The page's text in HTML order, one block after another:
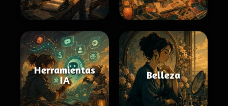
Herramientas
IA
Belleza